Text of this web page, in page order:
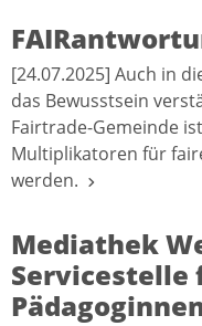
[24.07.2025] Auch in
das Bewusstsein
Fairtrade-Gemeinde
Multiplikatoren für
werden.
Mediathek
Servicestelle